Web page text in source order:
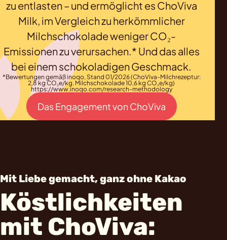
zu entlasten – und ermöglicht es ChoViva
Milk, im Vergleich zu herkömmlicher
Milchschokolade weniger CO₂-
Emissionen zu verursachen.* Und das alles
bei einem schokoladigen Geschmack.
*Bewertungen gemäß inoqo, Stand 01/2026 (ChoViva-Milchrezeptur:
2,8 kg CO₂e/kg. Milchschokolade 10,6 kg CO₂e/kg)
https://www.inoqo.com/research-methodology
Das Engagement von ChoViva
Mit Liebe gemacht, ganz ohne Kakao
Köstlichkeiten
mit ChoViva: